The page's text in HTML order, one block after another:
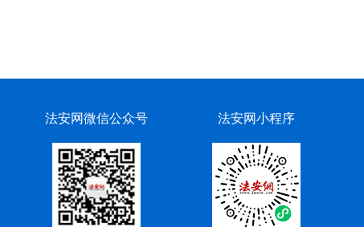
法安网微信公众号 法安网小程序